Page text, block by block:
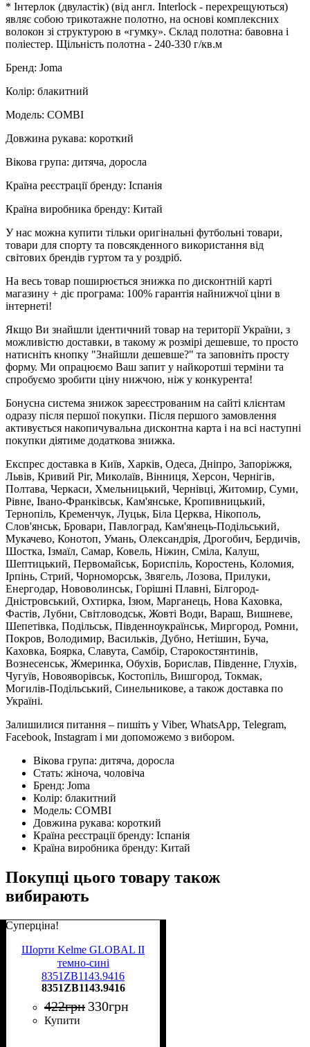
* Інтерлок (двуластік) (від англ. Interlock - перехрещуються)
являє собою трикотажне полотно, на основі комплексних
волокон зі структурою в «гумку». Склад полотна: бавовна і
поліестер. Щільність полотна - 240-330 г/кв.м
Бренд: Joma
Колір: блакитний
Модель: COMBI
Довжина рукава: короткий
Вікова група: дитяча, доросла
Країна реєстрації бренду: Іспанія
Країна виробника бренду: Китай
У нас можна купити тільки оригінальні футбольні товари,
товари для спорту та повсякденного використання від
світових брендів гуртом та у роздріб.
На весь товар поширюється знижка по дисконтній карті
магазину + діє програма: 100% гарантія найнижчої ціни в
інтернеті!
Якщо Ви знайшли ідентичний товар на території України, з
можливістю доставки, в такому ж розмірі дешевше, то просто
натисніть кнопку "Знайшли дешевше?" та заповніть просту
форму. Ми опрацюємо Ваш запит у найкоротші терміни та
спробуємо зробити ціну нижчою, ніж у конкурента!
Бонусна система знижок зареєстрованим на сайті клієнтам
одразу після першої покупки. Після першого замовлення
активується накопичувальна дисконтна карта і на всі наступні
покупки діятиме додаткова знижка.
Експрес доставка в Київ, Харків, Одеса, Дніпро, Запоріжжя,
Львів, Кривий Ріг, Миколаїв, Вінниця, Херсон, Чернігів,
Полтава, Черкаси, Хмельницький, Чернівці, Житомир, Суми,
Рівне, Івано-Франківськ, Кам'янське, Кропивницький,
Тернопіль, Кременчук, Луцьк, Біла Церква, Нікополь,
Слов'янськ, Бровари, Павлоград, Кам'янець-Подільський,
Мукачево, Конотоп, Умань, Олександрія, Дрогобич, Бердичів,
Шостка, Ізмаїл, Самар, Ковель, Ніжин, Сміла, Калуш,
Шептицький, Первомайськ, Бориспіль, Коростень, Коломия,
Ірпінь, Стрий, Чорноморськ, Звягель, Лозова, Прилуки,
Енергодар, Нововолинськ, Горішні Плавні, Білгород-
Дністровський, Охтирка, Ізюм, Марганець, Нова Каховка,
Фастів, Лубни, Світловодськ, Жовті Води, Вараш, Вишневе,
Шепетівка, Подільськ, Південноукраїнськ, Миргород, Ромни,
Покров, Володимир, Васильків, Дубно, Нетішин, Буча,
Каховка, Боярка, Славута, Самбір, Старокостянтинів,
Вознесенськ, Жмеринка, Обухів, Борислав, Південне, Глухів,
Чугуїв, Новояворівськ, Костопіль, Вишгород, Токмак,
Могилів-Подільський, Синельникове, а також доставка по
Україні.
Залишилися питання – пишіть у Viber, WhatsApp, Telegram,
Facebook, Instagram і ми допоможемо з вибором.
Вікова група: дитяча, доросла
Стать: жіноча, чоловіча
Бренд: Joma
Колір: блакитний
Модель: COMBI
Довжина рукава: короткий
Країна реєстрації бренду: Іспанія
Країна виробника бренду: Китай
Покупці цього товару також
вибирають
Суперціна!
Шорти Kelme GLOBAL II
темно-сині
8351ZB1143.9416
8351ZB1143.9416
422грн 330грн
Купити